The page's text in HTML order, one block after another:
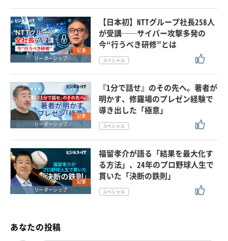
記事
リーダーシップ
【日本初】NTTグループ社長258人
が受講──サイバー攻撃多発の
今“行うべき研修”とは
記事
リーダーシップ
『1分で話せ』のその先へ。著者が
明かす、修羅場のプレゼン経験で
導き出した「極意」
記事
リーダーシップ
福留孝介が語る「結果を最大化す
る方法」、24年のプロ野球人生で
貫いた「決断の鉄則」
あなたの投稿